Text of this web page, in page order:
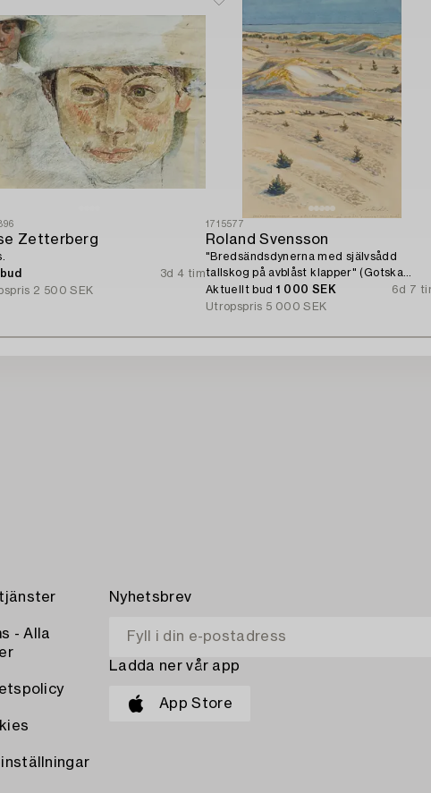
Zetterberg
3d 4 tim
2 500 SEK
1715577
Roland Svensson
"Bredsändsdynerna med självsådd
tallskog på avblåst klapper" (Gotska
Sandön).
Aktuellt bud 1 000 SEK
6d 7
Utropspris 5 000 SEK
- Alla
Nyhetsbrev
Ladda ner vår app
App Store